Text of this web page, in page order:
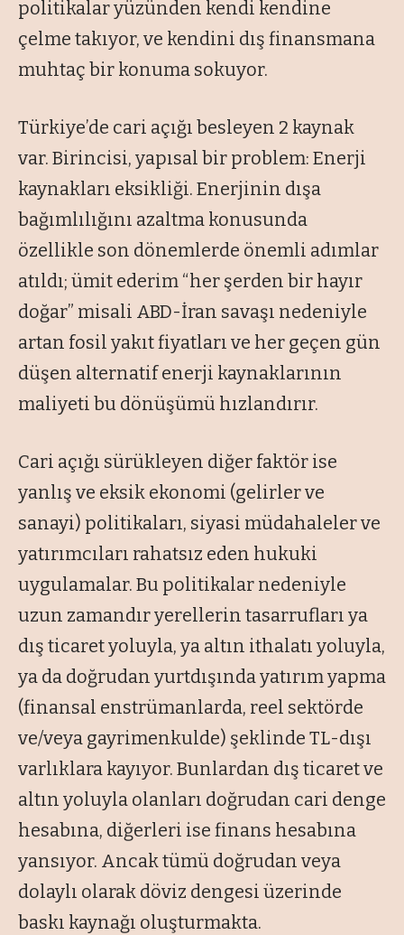
politikalar yüzünden kendi kendine
çelme takıyor, ve kendini dış finansmana
muhtaç bir konuma sokuyor.
Türkiye’de cari açığı besleyen 2 kaynak
var. Birincisi, yapısal bir problem: Enerji
kaynakları eksikliği. Enerjinin dışa
bağımlılığını azaltma konusunda
özellikle son dönemlerde önemli adımlar
atıldı; ümit ederim “her şerden bir hayır
doğar” misali ABD-İran savaşı nedeniyle
artan fosil yakıt fiyatları ve her geçen gün
düşen alternatif enerji kaynaklarının
maliyeti bu dönüşümü hızlandırır.
Cari açığı sürükleyen diğer faktör ise
yanlış ve eksik ekonomi (gelirler ve
sanayi) politikaları, siyasi müdahaleler ve
yatırımcıları rahatsız eden hukuki
uygulamalar. Bu politikalar nedeniyle
uzun zamandır yerellerin tasarrufları ya
dış ticaret yoluyla, ya altın ithalatı yoluyla,
ya da doğrudan yurtdışında yatırım yapma
(finansal enstrümanlarda, reel sektörde
ve/veya gayrimenkulde) şeklinde TL-dışı
varlıklara kayıyor. Bunlardan dış ticaret ve
altın yoluyla olanları doğrudan cari denge
hesabına, diğerleri ise finans hesabına
yansıyor. Ancak tümü doğrudan veya
dolaylı olarak döviz dengesi üzerinde
baskı kaynağı oluşturmakta.